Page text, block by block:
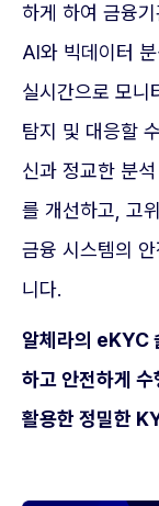
하게 하여 금융
AI와 빅데이터
실시간으로 모니
탐지 및 대응할
신과 정교한 분
를 개선하고, 고
금융 시스템의
니다.
알체라의 eKYC
하고 안전하게
활용한 정밀한